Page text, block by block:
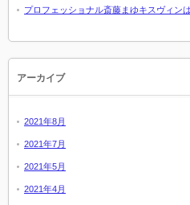
プロフェッショナル斎藤まゆキスヴィン
アーカイブ
2021年8月
2021年7月
2021年5月
2021年4月